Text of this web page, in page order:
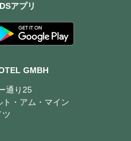
アプリ
GMBH
通り25
・アム・マイン
ツ